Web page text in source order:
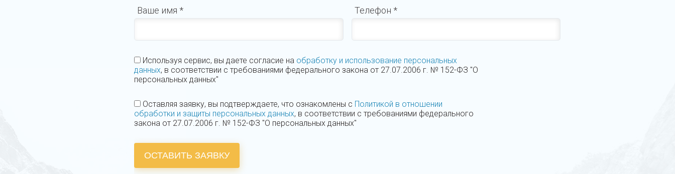
Ваше имя * Телефон *
Используя сервис, вы даете согласие на обработку и использование персональных
данных, в соответствии с требованиями федерального закона от 27.07.2006 г. № 152-ФЗ "О
персональных данных"
Оставляя заявку, вы подтверждаете, что ознакомлены с Политикой в отношении
обработки и защиты персональных данных, в соответствии с требованиями федерального
закона от 27.07.2006 г. № 152-ФЗ "О персональных данных"
ОСТАВИТЬ ЗАЯВКУ